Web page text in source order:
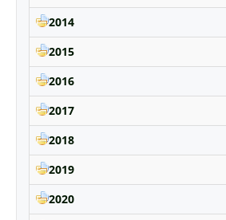
2014
2015
2016
2017
2018
2019
2020